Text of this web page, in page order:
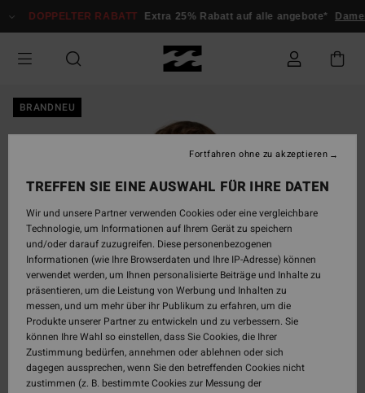
zur
springen
DOPPELTER RABATT Extra 25% Rabatt auf alle angebote* Damen
BRANDNEU
TREFFEN SIE EINE AUSWAHL FÜR IHRE DATEN
Wir und unsere Partner verwenden Cookies oder eine vergleichbare
Technologie, um Informationen auf Ihrem Gerät zu speichern
und/oder darauf zuzugreifen. Diese personenbezogenen
Informationen (wie Ihre Browserdaten und Ihre IP-Adresse) können
verwendet werden, um Ihnen personalisierte Beiträge und Inhalte zu
präsentieren, um die Leistung von Werbung und Inhalten zu
messen, und um mehr über ihr Publikum zu erfahren, um die
Produkte unserer Partner zu entwickeln und zu verbessern. Sie
können Ihre Wahl so einstellen, dass Sie Cookies, die Ihrer
Zustimmung bedürfen, annehmen oder ablehnen oder sich
dagegen aussprechen, wenn Sie den betreffenden Cookies nicht
zustimmen (z. B. bestimmte Cookies zur Messung der
Fortfahren ohne zu akzeptieren